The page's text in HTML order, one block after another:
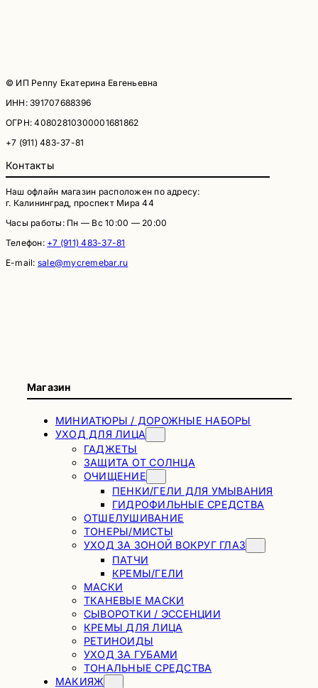
© ИП Реппу Екатерина Евгеньевна
ИНН: 391707688396
ОГРН: 40802810300001681862
+7 (911) 483-37-81
Контакты
Наш офлайн магазин расположен по адресу:
г. Калининград, проспект Мира 44
Часы работы: Пн — Вс 10:00 — 20:00
Телефон: +7 (911) 483-37-81
E-mail: sale@mycremebar.ru
Магазин
МИНИАТЮРЫ / ДОРОЖНЫЕ НАБОРЫ
УХОД ДЛЯ ЛИЦА
ГАДЖЕТЫ
ЗАЩИТА ОТ СОЛНЦА
ОЧИЩЕНИЕ
ПЕНКИ/ГЕЛИ ДЛЯ УМЫВАНИЯ
ГИДРОФИЛЬНЫЕ СРЕДСТВА
ОТШЕЛУШИВАНИЕ
ТОНЕРЫ/МИСТЫ
УХОД ЗА ЗОНОЙ ВОКРУГ ГЛАЗ
ПАТЧИ
КРЕМЫ/ГЕЛИ
МАСКИ
ТКАНЕВЫЕ МАСКИ
СЫВОРОТКИ / ЭССЕНЦИИ
КРЕМЫ ДЛЯ ЛИЦА
РЕТИНОИДЫ
УХОД ЗА ГУБАМИ
ТОНАЛЬНЫЕ СРЕДСТВА
МАКИЯЖ